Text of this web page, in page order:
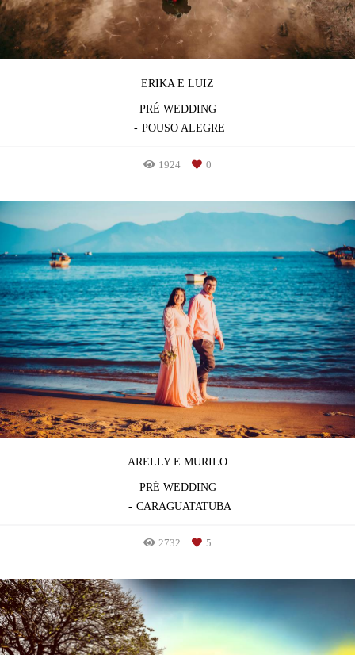
ERIKA E LUIZ
PRÉ WEDDING
POUSO ALEGRE
1924 0
ARELLY E MURILO
PRÉ WEDDING
CARAGUATATUBA
2732 5